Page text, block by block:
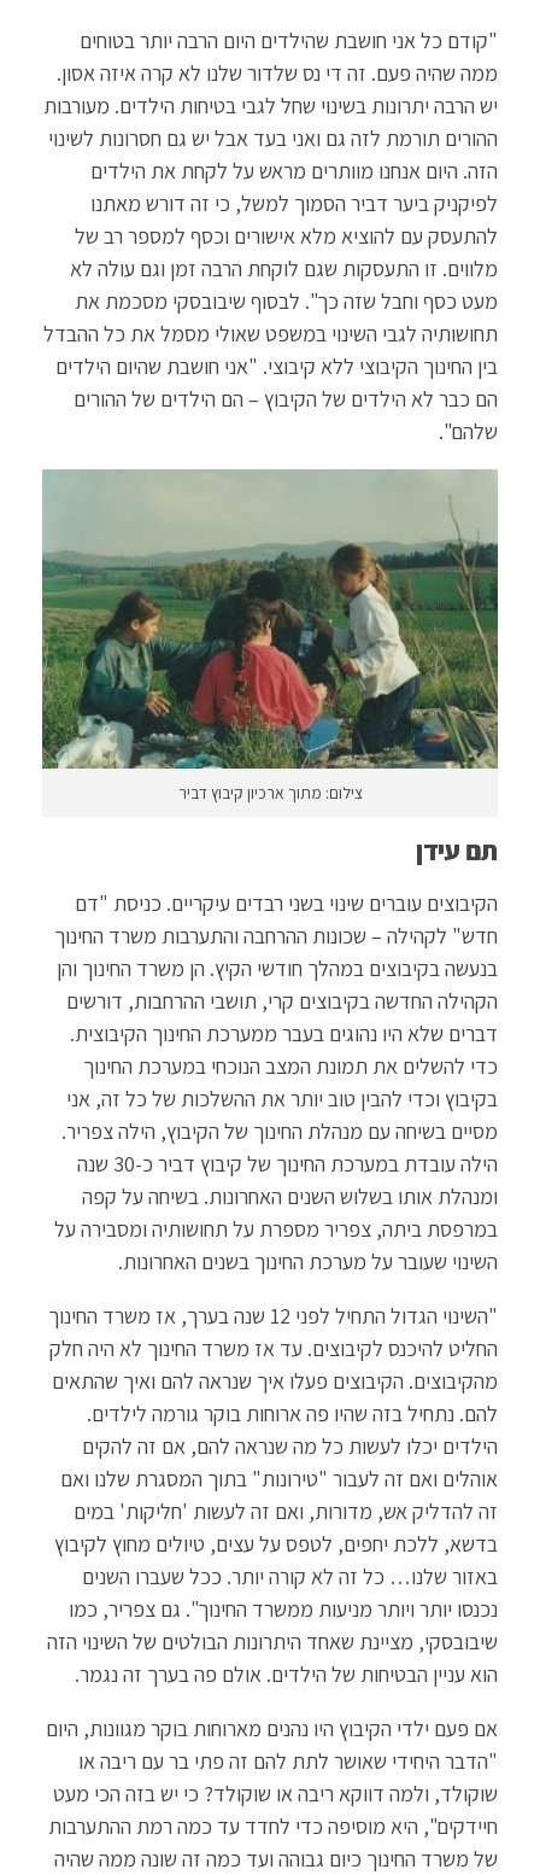
"קודם כל אני חושבת שהילדים היום הרבה יותר בטוחים
ממה שהיה פעם. זה די נס שלדור שלנו לא קרה איזה אסון.
יש הרבה יתרונות בשינוי שחל לגבי בטיחות הילדים. מעורבות
ההורים תורמת לזה גם ואני בעד אבל יש גם חסרונות לשינוי
הזה. היום אנחנו מוותרים מראש על לקחת את הילדים
לפיקניק ביער דביר הסמוך למשל, כי זה דורש מאתנו
להתעסק עם להוציא מלא אישורים וכסף למספר רב של
מלווים. זו התעסקות שגם לוקחת הרבה זמן וגם עולה לא
מעט כסף וחבל שזה כך". לבסוף שיבובסקי מסכמת את
תחושותיה לגבי השינוי במשפט שאולי מסמל את כל ההבדל
בין החינוך הקיבוצי ללא קיבוצי. "אני חושבת שהיום הילדים
הם כבר לא הילדים של הקיבוץ – הם הילדים של ההורים
שלהם".
צילום: מתוך ארכיון קיבוץ דביר
תם עידן
הקיבוצים עוברים שינוי בשני רבדים עיקריים. כניסת "דם
חדש" לקהילה – שכונות ההרחבה והתערבות משרד החינוך
בנעשה בקיבוצים במהלך חודשי הקיץ. הן משרד החינוך והן
הקהילה החדשה בקיבוצים קרי, תושבי ההרחבות, דורשים
דברים שלא היו נהוגים בעבר ממערכת החינוך הקיבוצית.
כדי להשלים את תמונת המצב הנוכחי במערכת החינוך
בקיבוץ וכדי להבין טוב יותר את ההשלכות של כל זה, אני
מסיים בשיחה עם מנהלת החינוך של הקיבוץ, הילה צפריר.
הילה עובדת במערכת החינוך של קיבוץ דביר כ-30 שנה
ומנהלת אותו בשלוש השנים האחרונות. בשיחה על קפה
במרפסת ביתה, צפריר מספרת על תחושותיה ומסבירה על
השינוי שעובר על מערכת החינוך בשנים האחרונות.
"השינוי הגדול התחיל לפני 12 שנה בערך, אז משרד החינוך
החליט להיכנס לקיבוצים. עד אז משרד החינוך לא היה חלק
מהקיבוצים. הקיבוצים פעלו איך שנראה להם ואיך שהתאים
להם. נתחיל בזה שהיו פה ארוחות בוקר גורמה לילדים.
הילדים יכלו לעשות כל מה שנראה להם, אם זה להקים
אוהלים ואם זה לעבור "טירונות" בתוך המסגרת שלנו ואם
זה להדליק אש, מדורות, ואם זה לעשות 'חליקות' במים
בדשא, ללכת יחפים, לטפס על עצים, טיולים מחוץ לקיבוץ
באזור שלנו… כל זה לא קורה יותר. ככל שעברו השנים
נכנסו יותר ויותר מניעות ממשרד החינוך". גם צפריר, כמו
שיבובסקי, מציינת שאחד היתרונות הבולטים של השינוי הזה
הוא עניין הבטיחות של הילדים. אולם פה בערך זה נגמר.
אם פעם ילדי הקיבוץ היו נהנים מארוחות בוקר מגוונות, היום
"הדבר היחידי שאושר לתת להם זה פתי בר עם ריבה או
שוקולד, ולמה דווקא ריבה או שוקולד? כי יש בזה הכי מעט
חיידקים", היא מוסיפה כדי לחדד עד כמה רמת ההתערבות
של משרד החינוך כיום גבוהה ועד כמה זה שונה ממה שהיה